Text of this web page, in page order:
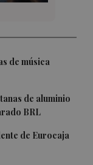
de música
de aluminio
BRL
de Eurocaja